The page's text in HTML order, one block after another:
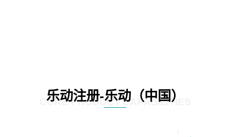
乐动注册-乐动（中国）
CORE PRODUCT CAPABILITIES